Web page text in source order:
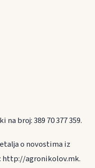
broj: 389 70 377 359.
o novostima iz
http://agronikolov.mk.